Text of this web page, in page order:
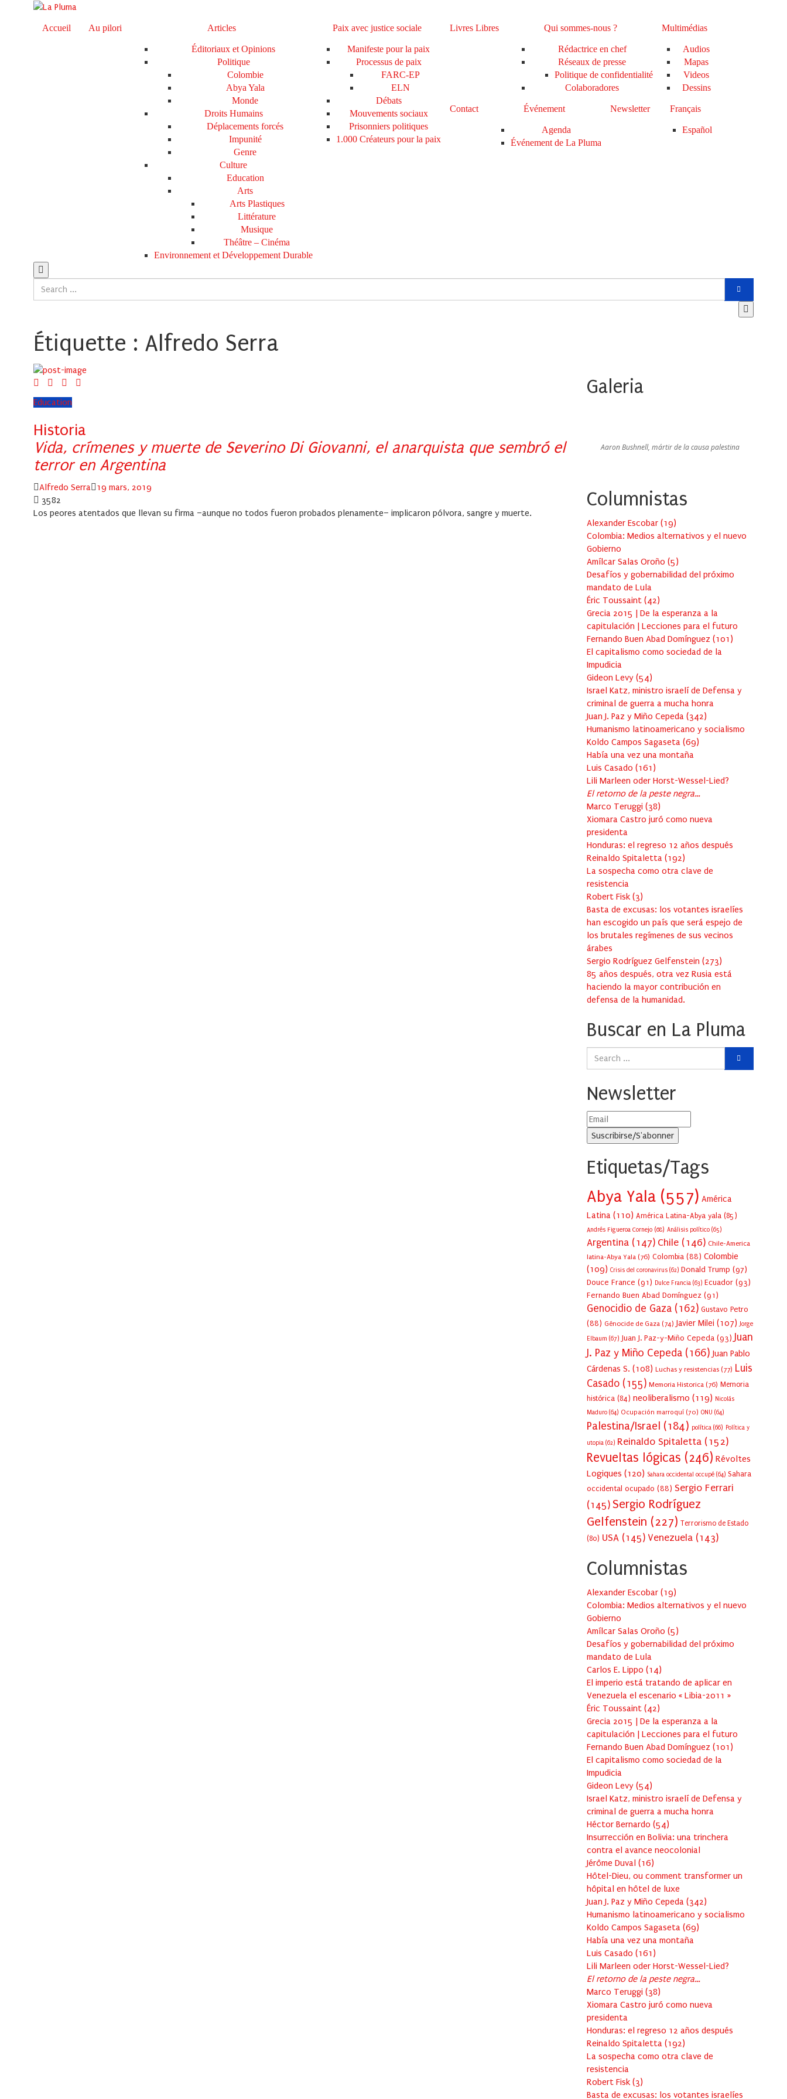
Accueil Au pilori Articles
Éditoriaux et Opinions
Politique
Colombie
Abya Yala
Monde
Droits Humains
Déplacements forcés
Impunité
Genre
Culture
Education
Arts
Arts Plastiques
Littérature
Musique
Théâtre – Cinéma
Environnement et Développement Durable
Paix avec justice sociale
Manifeste pour la paix
Processus de paix
FARC-EP
ELN
Débats
Mouvements sociaux
Prisonniers politiques
1.000 Créateurs pour la paix
Livres Libres Qui sommes-nous ?
Rédactrice en chef
Réseaux de presse
Politique de confidentialité
Colaboradores
Multimédias
Audios
Mapas
Videos
Dessins
Contact Événement
Agenda
Événement de La Pluma
Newsletter Français
Español
Étiquette : Alfredo Serra
Education
Historia
Vida, crímenes y muerte de Severino Di Giovanni, el anarquista que sembró el
terror en Argentina
Author
Alfredo Serra
Posted
19 mars, 2019
3582
Los peores atentados que llevan su firma –aunque no todos fueron probados plenamente– implicaron pólvora, sangre y muerte.
Galeria
Aaron Bushnell, mártir de la causa palestina
Columnistas
Alexander Escobar (19)
Colombia: Medios alternativos y el nuevo
Gobierno
Amílcar Salas Oroño (5)
Desafíos y gobernabilidad del próximo
mandato de Lula
Éric Toussaint (42)
Grecia 2015 | De la esperanza a la
capitulación | Lecciones para el futuro
Fernando Buen Abad Domínguez (101 )
El capitalismo como sociedad de la
Impudicia
Gideon Levy (54)
Israel Katz, ministro israelí de Defensa y
criminal de guerra a mucha honra
Juan J. Paz y Miño Cepeda (342)
Humanismo latinoamericano y socialismo
Koldo Campos Sagaseta (69)
Había una vez una montaña
Luis Casado (161 )
Lili Marleen oder Horst-Wessel-Lied?
El retorno de la peste negra…
Marco Teruggi (38)
Xiomara Castro juró como nueva
presidenta
Honduras: el regreso 12 años después
Reinaldo Spitaletta (192)
La sospecha como otra clave de
resistencia
Robert Fisk (3)
Basta de excusas: los votantes israelíes
han escogido un país que será espejo de
los brutales regímenes de sus vecinos
árabes
Sergio Rodríguez Gelfenstein (273)
85 años después, otra vez Rusia está
haciendo la mayor contribución en
defensa de la humanidad.
Buscar en La Pluma
Newsletter
Etiquetas/Tags
Abya Yala (557) América
Latina (110) América Latina-Abya yala (85)
Andrés Figueroa Cornejo (68) Análisis político (65)
Argentina (147) Chile (146) Chile-America
latina-Abya Yala (76) Colombia (88) Colombie
(109) Crisis del coronavirus (62) Donald Trump (97)
Douce France (91) Dulce Francia (63) Ecuador (93)
Fernando Buen Abad Domínguez (91)
Genocidio de Gaza (162) Gustavo Petro
(88) Génocide de Gaza (74) Javier Milei (107) Jorge
Elbaum (67) Juan J. Paz-y-Miño Cepeda (93) Juan
J. Paz y Miño Cepeda (166) Juan Pablo
Cárdenas S. (108) Luchas y resistencias (77) Luis
Casado (155) Memoria Historica (76) Memoria
histórica (84) neoliberalismo (119) Nicolás
Maduro (64) Ocupación marroquí (70) ONU (64)
Palestina/Israel (184) política (66) Política y
utopia (62) Reinaldo Spitaletta (152)
Revueltas lógicas (246) Révoltes
Logiques (120) Sahara occidental occupé (64) Sahara
occidental ocupado (88) Sergio Ferrari
(145) Sergio Rodríguez
Gelfenstein (227) Terrorismo de Estado
(80) USA (145) Venezuela (143)
Columnistas
Alexander Escobar (19)
Colombia: Medios alternativos y el nuevo
Gobierno
Amílcar Salas Oroño (5)
Desafíos y gobernabilidad del próximo
mandato de Lula
Carlos E. Lippo (14)
El imperio está tratando de aplicar en
Venezuela el escenario « Libia-2011 »
Éric Toussaint (42)
Grecia 2015 | De la esperanza a la
capitulación | Lecciones para el futuro
Fernando Buen Abad Domínguez (101 )
El capitalismo como sociedad de la
Impudicia
Gideon Levy (54)
Israel Katz, ministro israelí de Defensa y
criminal de guerra a mucha honra
Héctor Bernardo (54)
Insurrección en Bolivia: una trinchera
contra el avance neocolonial
Jérôme Duval (16)
Hôtel-Dieu, ou comment transformer un
hôpital en hôtel de luxe
Juan J. Paz y Miño Cepeda (342)
Humanismo latinoamericano y socialismo
Koldo Campos Sagaseta (69)
Había una vez una montaña
Luis Casado (161 )
Lili Marleen oder Horst-Wessel-Lied?
El retorno de la peste negra…
Marco Teruggi (38)
Xiomara Castro juró como nueva
presidenta
Honduras: el regreso 12 años después
Reinaldo Spitaletta (192)
La sospecha como otra clave de
resistencia
Robert Fisk (3)
Basta de excusas: los votantes israelíes